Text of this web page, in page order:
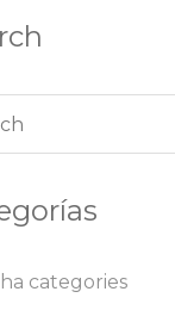
categories